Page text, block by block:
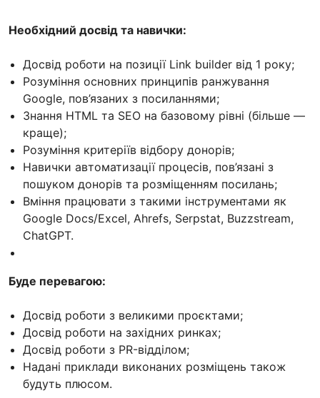
Необхідний досвід та навички:
Досвід роботи на позиції Link builder від 1 року;
Розуміння основних принципів ранжування
Google, пов’язаних з посиланнями;
Знання HTML та SEO на базовому рівні (більше —
краще);
Розуміння критеріїв відбору донорів;
Навички автоматизації процесів, пов’язані з
пошуком донорів та розміщенням посилань;
Вміння працювати з такими інструментами як
Google Docs/Excel, Ahrefs, Serpstat, Buzzstream,
ChatGPT.
Буде перевагою:
Досвід роботи з великими проєктами;
Досвід роботи на західних ринках;
Досвід роботи з PR-відділом;
Надані приклади виконаних розміщень також
будуть плюсом.